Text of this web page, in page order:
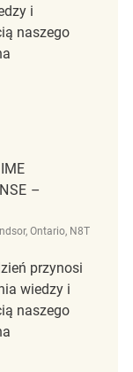
i
naszego
–
Ontario, N8T
przynosi
wiedzy i
naszego